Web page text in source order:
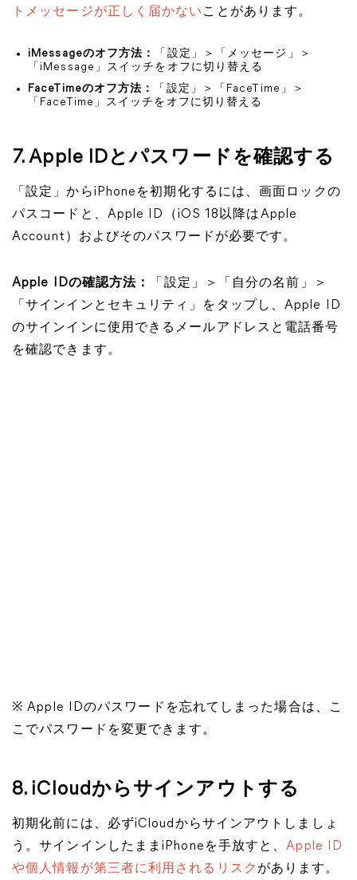
トメッセージが正しく届かない ことがあります。
iMessageのオフ方法：
「設定」＞「メッセージ」＞
「iMessage」スイッチをオフに切り替える
FaceTimeのオフ方法：
「設定」＞「FaceTime」＞
「FaceTime」スイッチをオフに切り替える
7. Apple IDとパスワードを確認する
「設定」からiPhoneを初期化するには、画面ロックの
パスコードと、Apple ID（iOS 18以降はApple
Account）およびそのパスワードが必要です。
Apple IDの確認方法：
「設定」＞「自分の名前」＞
「サインインとセキュリティ」をタップし、Apple ID
のサインインに使用できるメールアドレスと電話番号
を確認できます。
※ Apple IDのパスワードを忘れてしまった場合は、こ
こでパスワードを変更できます。
8. iCloudからサインアウトする
初期化前には、必ずiCloudからサインアウトしましょ
う。サインインしたままiPhoneを手放すと、Apple ID
や個人情報が第三者に利用されるリスク があります。